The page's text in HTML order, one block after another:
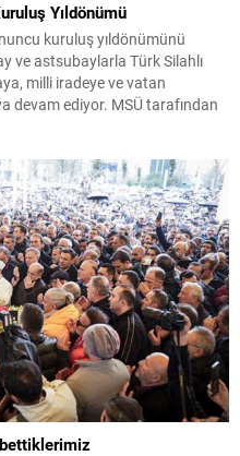
Yıldönümü
kuruluş yıldönümünü
ve astsubaylarla Türk Silahlı
milli iradeye ve vatan
devam ediyor. MSÜ tarafından
tarihsel kökenlerine ve eğitim
Alparslan’a, Fatih Sultan